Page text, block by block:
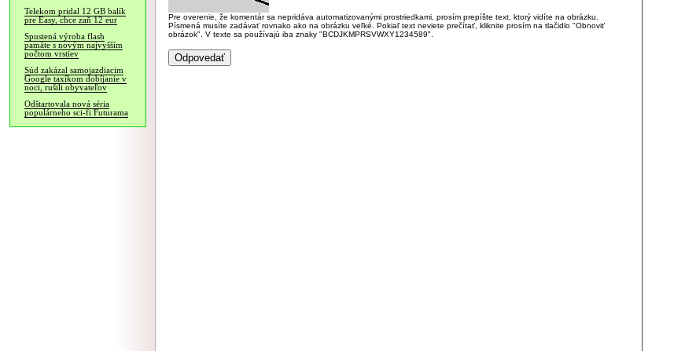
Telekom pridal 12 GB balík
pre Easy, chce zaň 12 eur
Spustená výroba flash
pamäte s novým najvyšším
počtom vrstiev
Súd zakázal samojazdiacim
Google taxíkom dobíjanie v
noci, rušili obyvateľov
Odštartovala nová séria
populárneho sci-fi Futurama
Pre overenie, že komentár sa nepridáva automatizovanými prostriedkami, prosím prepíšte text, ktorý vidíte na obrázku.
Písmená musíte zadávať rovnako ako na obrázku veľké. Pokiaľ text neviete prečítať, kliknite prosím na tlačidlo "Obnoviť
obrázok". V texte sa používajú iba znaky "BCDJKMPRSVWXY1234589".